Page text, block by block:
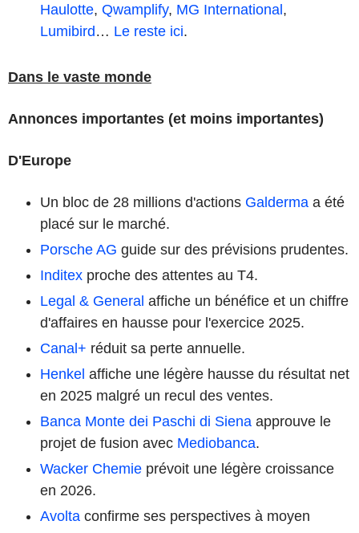
Haulotte, Qwamplify, MG International,
Lumibird… Le reste ici.
Dans le vaste monde
Annonces importantes (et moins importantes)
D'Europe
Un bloc de 28 millions d'actions Galderma a été
placé sur le marché.
Porsche AG guide sur des prévisions prudentes.
Inditex proche des attentes au T4.
Legal & General affiche un bénéfice et un chiffre
d'affaires en hausse pour l'exercice 2025.
Canal+ réduit sa perte annuelle.
Henkel affiche une légère hausse du résultat net
en 2025 malgré un recul des ventes.
Banca Monte dei Paschi di Siena approuve le
projet de fusion avec Mediobanca.
Wacker Chemie prévoit une légère croissance
en 2026.
Avolta confirme ses perspectives à moyen